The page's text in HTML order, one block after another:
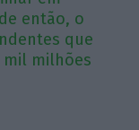
então, o
que
mil milhões